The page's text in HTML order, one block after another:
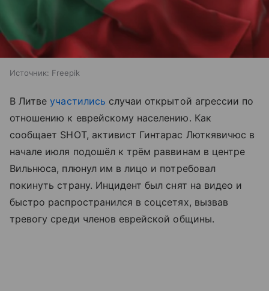
Источник: Freepik
В Литвеучастились случаи открытой агрессии по
отношению к еврейскому населению. Как
сообщает SHOT, активист Гинтарас Люткявичюс в
начале июля подошёл к трём раввинам в центре
Вильнюса, плюнул им в лицо и потребовал
покинуть страну. Инцидент был снят на видео и
быстро распространился в соцсетях, вызвав
тревогу среди членов еврейской общины.